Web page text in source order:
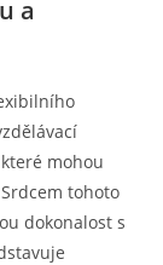
a
mohou
tohoto
dokonalost s